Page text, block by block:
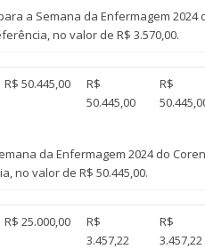
a Semana da Enfermagem 2024
no valor de R$ 3.570,00.
R$ 50.445,00
R$
50.445,00
R$
da Enfermagem 2024 do
no valor de R$ 50.445,00.
R$ 25.000,00
R$
3.457,22
R$
3.457,22